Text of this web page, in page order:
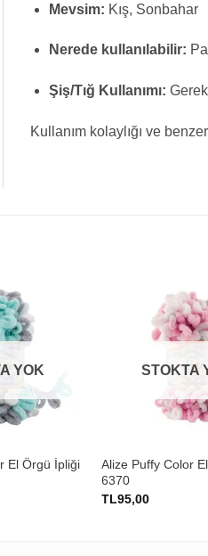
Mevsim: Kış, Sonbahar
Nerede kullanılabilir:
Şiş/Tığ Kullanımı:
Kullanım kolaylığı ve
YOK
El Örgü İpliği
STOKTA
Alize Puffy Color
6370
TL95,00